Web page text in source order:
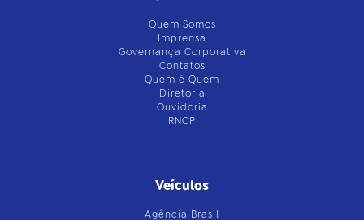
Quem Somos
Imprensa
Governança Corporativa
Contatos
Quem é Quem
Diretoria
Ouvidoria
RNCP
Veículos
Agência Brasil